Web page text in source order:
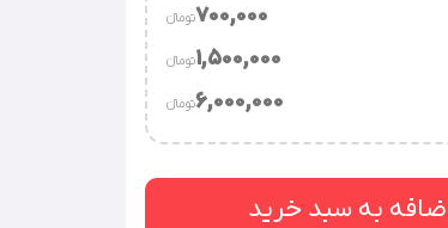
700,000تومان‫ء‬‫
1,500,000تومان‫ء‬‫
6,000,000تومان‫ء‬‫
به سبد خرید